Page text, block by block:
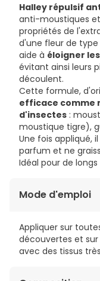
Halley répulsif
anti-moustiques
propriétés de
d'une fleur de
aide à éloigner
évitant ainsi leurs
découlent.
Cette formule,
efficace comme
d'insectes :
moustique tigre),
Une fois appliqué,
parfum et ne
Idéal pour de
Mode d'emploi
Appliquer sur
découvertes et
avec des tissus